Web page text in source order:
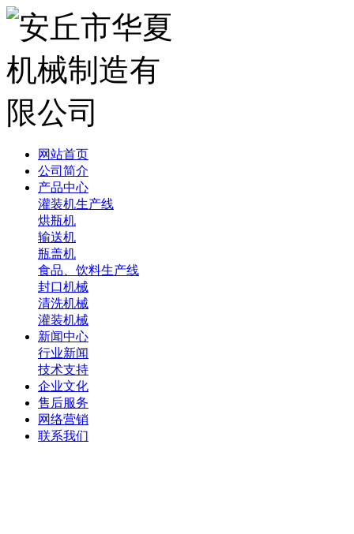
网站首页
公司简介
产品中心
灌装机生产线
烘瓶机
输送机
瓶盖机
食品、饮料生产线
封口机械
清洗机械
灌装机械
新闻中心
行业新闻
技术支持
企业文化
售后服务
网络营销
联系我们